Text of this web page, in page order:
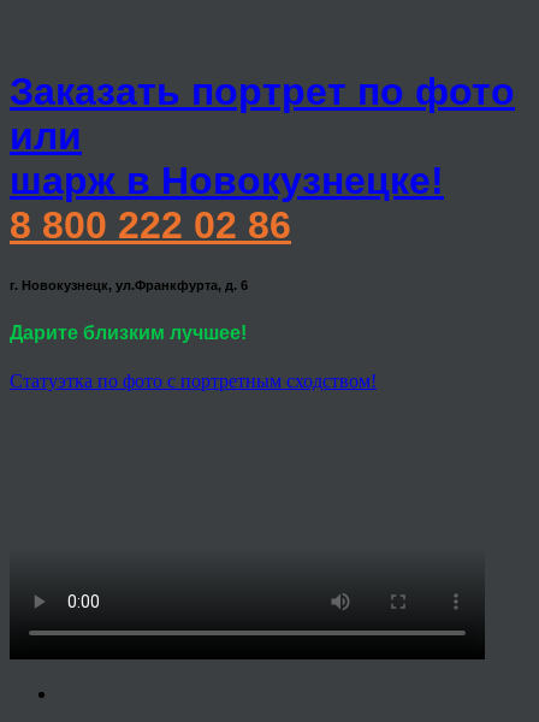
Заказать портрет по фото
или
шарж в Новокузнецке!
8 800 222 02 86
г. Новокузнецк, ул.Франкфурта, д. 6
Дарите близким лучшее!
Статуэтка по фото с портретным сходством!